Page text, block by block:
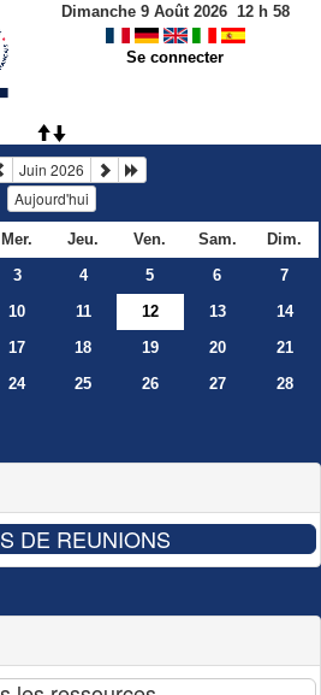
Dimanche 9 Août 2026 12h 58
Se connecter
Juin 2026
Aujourd'hui
Mer. Jeu. Ven. Sam.
Dim.
3 4 5 6
7
10 11 12 13
14
17 18 19 20
21
24 25 26 27
28